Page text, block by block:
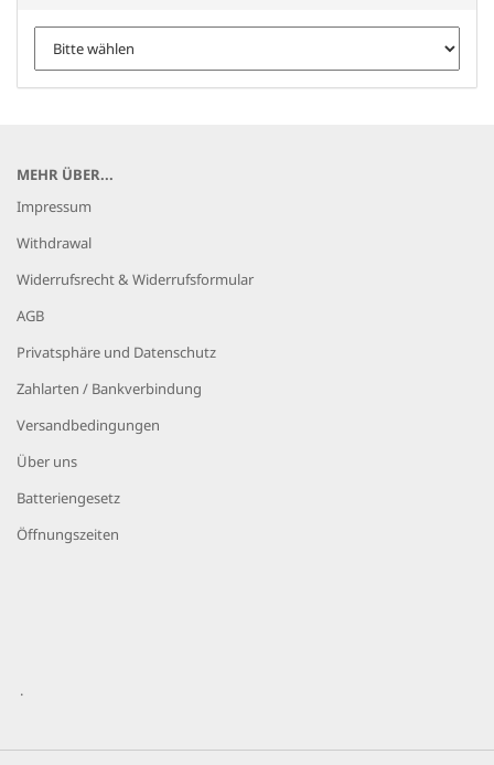
MEHR ÜBER...
Impressum
Withdrawal
Widerrufsrecht & Widerrufsformular
AGB
Privatsphäre und Datenschutz
Zahlarten / Bankverbindung
Versandbedingungen
Über uns
Batteriengesetz
Öffnungszeiten
.